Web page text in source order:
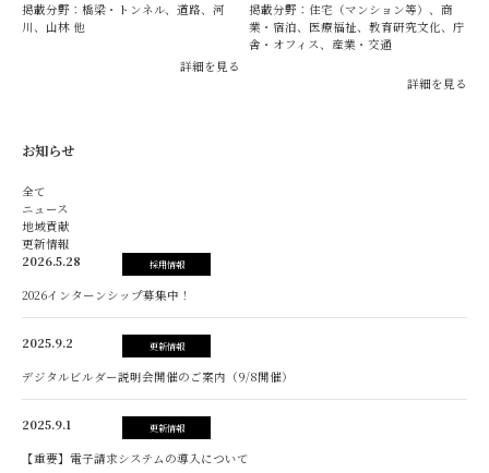
掲載分野：橋梁・トンネル、道路、河
川、山林 他
詳細を見る
掲載分野：住宅（マンション等）、商
業・宿泊、医療福祉、教育研究文化、庁
舎・オフィス、産業・交通
詳細を見る
お知らせ
全て
ニュース
地域貢献
更新情報
2026.5.28
採用情報
2026インターンシップ募集中！
2025.9.2 更新情報
デジタルビルダー説明会開催のご案内（9/8開催）
2025.9.1 更新情報
【重要】電子請求システムの導入について